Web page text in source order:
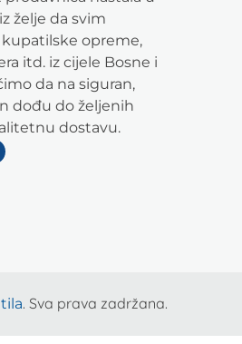
želje da svim
opreme,
itd. iz cijele Bosne i
da na siguran,
dođu do željenih
dostavu.
. Sva prava zadržana.